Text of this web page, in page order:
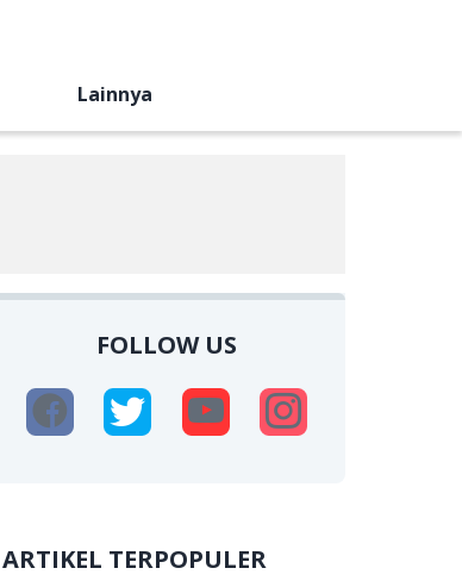
Lainnya
FOLLOW US
ARTIKEL TERPOPULER